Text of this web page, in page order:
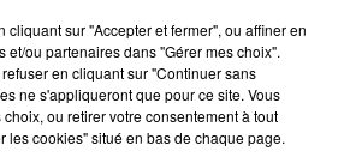
du-mardi-22-
cliquant sur "Accepter et fermer", ou affiner en
et/ou partenaires dans "Gérer mes choix".
en cliquant sur "Continuer sans
ne s'appliqueront que pour ce site. Vous
ou retirer votre consentement à tout
les cookies" situé en bas de chaque page.